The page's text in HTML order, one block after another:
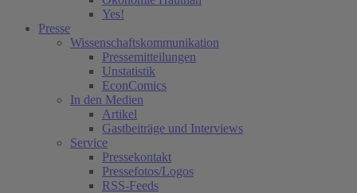
Yes!
Presse
Wissenschaftskommunikation
Pressemitteilungen
Unstatistik
EconComics
In den Medien
Artikel
Gastbeiträge und Interviews
Service
Pressekontakt
Pressefotos/Logos
RSS-Feeds